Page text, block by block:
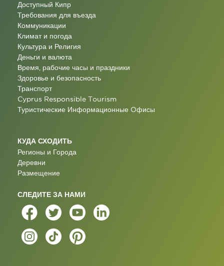
Доступный Кипр
Требования для въезда
Коммуникации
Климат и погода
Культура и Религия
Деньги и валюта
Время, рабочие часы и праздники
Здоровье и безопасность
Транспорт
Cyprus Responsible Tourism
Туристические Информационные Oфисы
КУДА СХОДИТЬ
Регионы и Города
Деревни
Размещение
СЛЕДИТЕ ЗА НАМИ